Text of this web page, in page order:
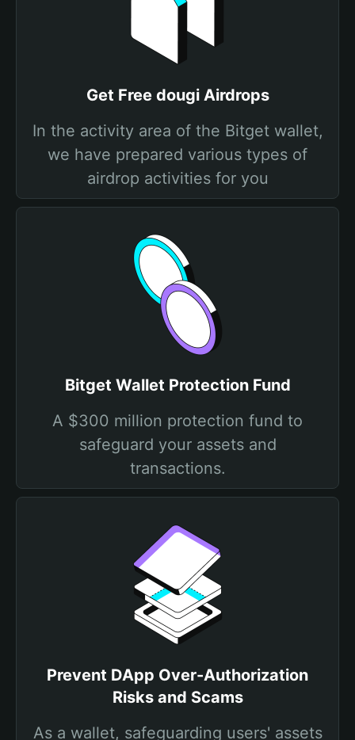
Get Free dougi Airdrops
In the activity area of the Bitget wallet,
we have prepared various types of
airdrop activities for you
Bitget Wallet Protection Fund
A $300 million protection fund to
safeguard your assets and
transactions.
Prevent DApp Over-Authorization
Risks and Scams
As a wallet, safeguarding users' assets